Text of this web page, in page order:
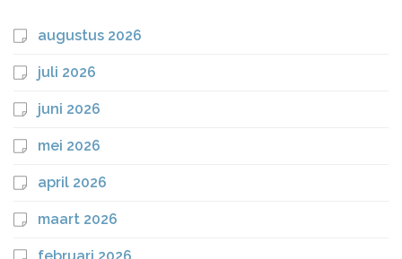
augustus 2026
juli 2026
juni 2026
mei 2026
april 2026
maart 2026